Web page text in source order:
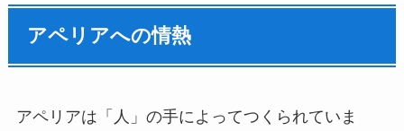
アペリアへの情熱
アペリアは「人」の手によってつくられていま